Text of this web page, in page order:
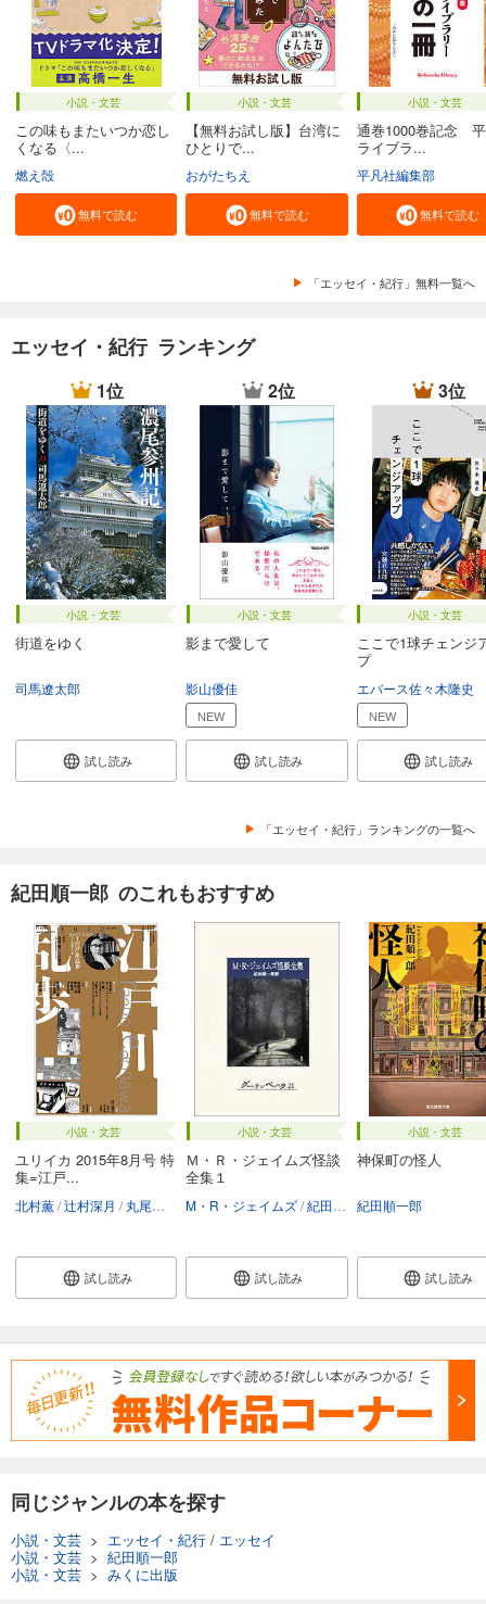
小説・文芸
この味もまたいつか恋し
くなる〈...
燃え殻
無料で読む
小説・文芸
【無料お試し版】台湾に
ひとりで...
おがたちえ
無料で読む
小説・文芸
通巻1000巻記念
ライブラ...
平凡社編集部
無料で読む
「エッセイ・紀行」無料一覧へ
エッセイ・紀行 ランキング
1位
小説・文芸
街道をゆく
司馬遼太郎
試し読み
2位
小説・文芸
影まで愛して
影山優佳
NEW
試し読み
3位
小説・文芸
ここで1球チェンジ
プ
エバース佐々木隆史
NEW
試し読み
「エッセイ・紀行」ランキングの一覧へ
紀田順一郎 のこれもおすすめ
小説・文芸
ユリイカ 2015年8月号 特
集=江戸...
北村薫 辻村深月 丸尾末広 高原英理 駕籠真太郎 紀田順一郎
試し読み
小説・文芸
Ｍ・Ｒ・ジェイムズ怪談
全集１
M・R・ジェイムズ 紀田順一郎
試し読み
小説・文芸
神保町の怪人
紀田順一郎
試し読み
同じジャンルの本を探す
小説・文芸 > エッセイ・紀行 / エッセイ
小説・文芸 > 紀田順一郎
小説・文芸 > みくに出版